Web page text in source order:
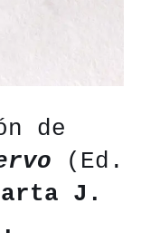
de
(Ed.
J.